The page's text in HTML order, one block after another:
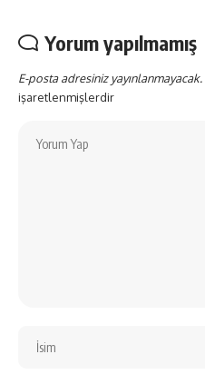
Yorum yapılmamış
E-posta adresiniz yayınlanmayacak.
işaretlenmişlerdir